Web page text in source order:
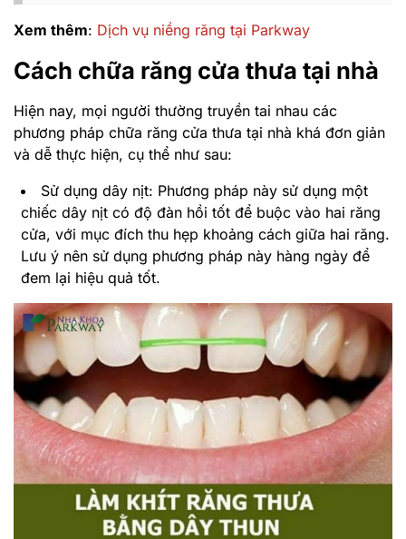
Xem thêm: Dịch vụ niềng răng tại Parkway
Cách chữa răng cửa thưa tại nhà
Hiện nay, mọi người thường truyền tai nhau các
phương pháp chữa răng cửa thưa tại nhà khá đơn giản
và dễ thực hiện, cụ thể như sau:
Sử dụng dây nịt: Phương pháp này sử dụng một
chiếc dây nịt có độ đàn hồi tốt để buộc vào hai răng
cửa, với mục đích thu hẹp khoảng cách giữa hai răng.
Lưu ý nên sử dụng phương pháp này hàng ngày để
đem lại hiệu quả tốt.